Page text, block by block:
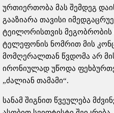
ურთიერთობა მას შემდეგ
გააზიარა თავისი
ტეილორისთვის მეგობრობის
ტელეფონის ნომრით მის
მომღერალთან წვდომა არ
ირონიულად უწოდა
„ძალიან თამამი“.
სანამ შიგნით წვეულება